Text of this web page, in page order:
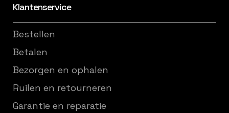
Klantenservice
Bestellen
Betalen
Bezorgen en ophalen
Ruilen en retourneren
Garantie en reparatie